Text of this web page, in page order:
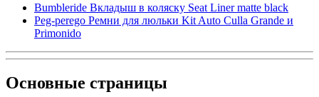
Bumbleride Вкладыш в коляску Seat Liner matte black
Peg-perego Ремни для люльки Kit Auto Culla Grande и
Primonido
Основные страницы